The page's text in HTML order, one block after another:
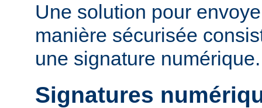
Une solution pour
manière sécurisée
une signature numérique.
Signatures